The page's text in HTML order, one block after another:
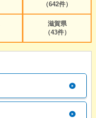
（642件）
滋賀県
（43件）